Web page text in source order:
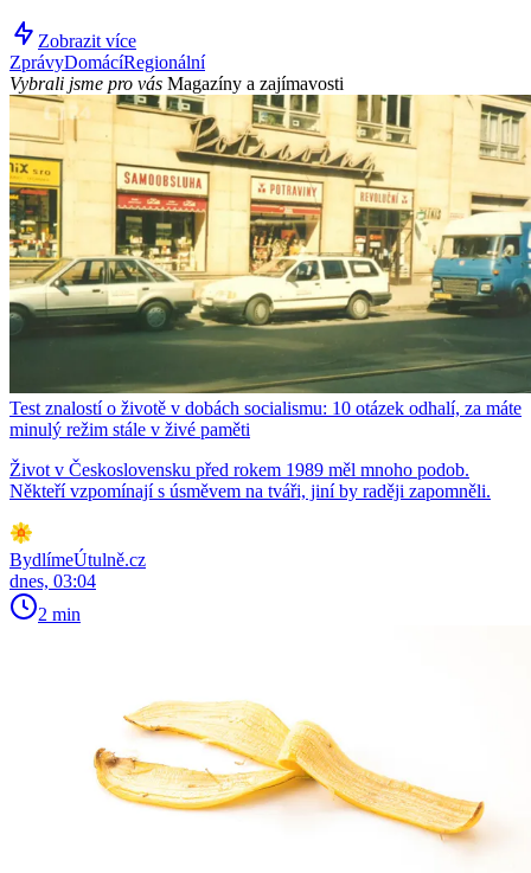
Zobrazit více
ZprávyDomácíRegionální
Vybrali jsme pro vás Magazíny a zajímavosti
Test znalostí o životě v dobách socialismu: 10 otázek odhalí, za máte
minulý režim stále v živé paměti
Život v Československu před rokem 1989 měl mnoho podob.
Někteří vzpomínají s úsměvem na tváři, jiní by raději zapomněli.
BydlímeÚtulně.cz
dnes, 03:04
2 min